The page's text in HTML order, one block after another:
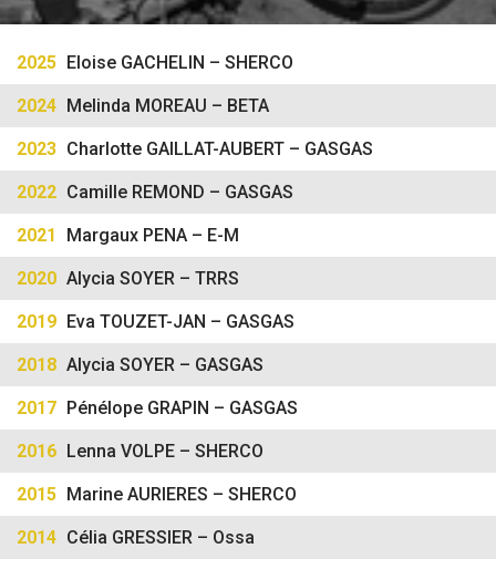
2025 Eloise GACHELIN – SHERCO
2024 Melinda MOREAU – BETA
2023 Charlotte GAILLAT-AUBERT – GASGAS
2022 Camille REMOND – GASGAS
2021 Margaux PENA – E-M
2020 Alycia SOYER – TRRS
2019 Eva TOUZET-JAN – GASGAS
2018 Alycia SOYER – GASGAS
2017 Pénélope GRAPIN – GASGAS
2016 Lenna VOLPE – SHERCO
2015 Marine AURIERES – SHERCO
2014 Célia GRESSIER – Ossa